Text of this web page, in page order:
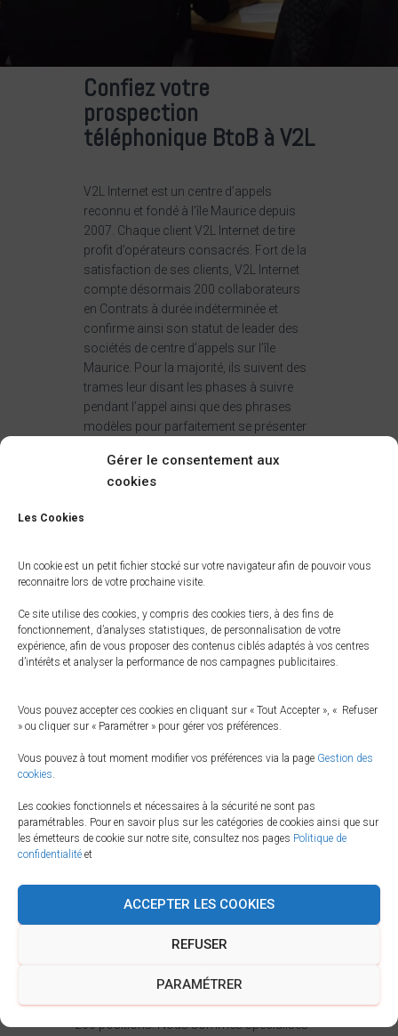
Gérer le consentement aux
cookies
Les Cookies
Un cookie est un petit fichier stocké sur votre navigateur afin de pouvoir vous
reconnaitre lors de votre prochaine visite.
Ce site utilise des cookies, y compris des cookies tiers, à des fins de
fonctionnement, d’analyses statistiques, de personnalisation de votre
expérience, afin de vous proposer des contenus ciblés adaptés à vos centres
d’intérêts et analyser la performance de nos campagnes publicitaires.
Vous pouvez accepter ces cookies en cliquant sur « Tout Accepter », « Refuser
» ou cliquer sur « Paramétrer » pour gérer vos préférences.
Vous pouvez à tout moment modifier vos préférences via la page Gestion des
cookies
Les cookies fonctionnels et nécessaires à la sécurité ne sont pas
paramétrables. Pour en savoir plus sur les catégories de cookies ainsi que sur
les émetteurs de cookie sur notre site, consultez nos pages Politique de
confidentialité et
ACCEPTER LES COOKIES
REFUSER
PARAMÉTRER
Confiez votre
prospection
téléphonique BtoB à V2L
V2L Internet est un centre d’appels
reconnu et fondé à l’île Maurice depuis
2007. Chaque client V2L Internet de tire
profit d’opérateurs consacrés. Fort de la
satisfaction de ses clients, V2L Internet
compte désormais 200 collaborateurs
en Contrats à durée indéterminée et
confirme ainsi son statut de leader des
sociétés de centre d’appels sur l’île
Maurice. Pour la majorité, ils suivent des
trames leur disant les phases à suivre
pendant l’appel ainsi que des phrases
modèles pour parfaitement se présenter
aidants dans leurs argumentaires, et
ainsi de suite. Le centre d’appels traite les
à la recherche de nouveaux clients. V2L
Maurice. V2L Internet se distingue de ses
confrères par la personnalisation du
collaborateurs .
Chaque agent est consacré à un seul client :
ses produits, son idéologie et il sait
s’identifier parfaitement à son interlocuteur.
Tous nos conseillers ont au minimum un
niveau Bac+2. Le Français est parlé sans
bilingue. V2L Internet est le number One des
calls centers sur l’île Maurice avec environ
200 positions. Nous sommes spécialisés